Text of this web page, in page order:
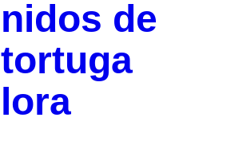
nidos de
tortuga
lora